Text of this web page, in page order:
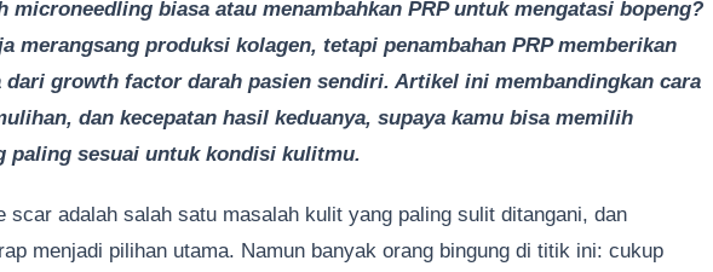
microneedling biasa atau menambahkan PRP untuk mengatasi bopeng?
merangsang produksi kolagen, tetapi penambahan PRP memberikan
dari growth factor darah pasien sendiri. Artikel ini membandingkan cara
dan kecepatan hasil keduanya, supaya kamu bisa memilih
paling sesuai untuk kondisi kulitmu.
scar adalah salah satu masalah kulit yang paling sulit ditangani, dan
menjadi pilihan utama. Namun banyak orang bingung di titik ini: cukup